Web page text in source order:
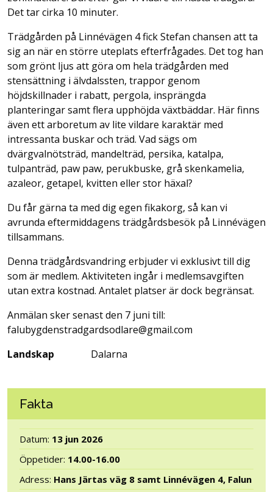
Det tar cirka 10 minuter.
Trädgården på Linnévägen 4 fick Stefan chansen att ta
sig an när en större uteplats efterfrågades. Det tog han
som grönt ljus att göra om hela trädgården med
stensättning i älvdalssten, trappor genom
höjdskillnader i rabatt, pergola, insprängda
planteringar samt flera upphöjda växtbäddar. Här finns
även ett arboretum av lite vildare karaktär med
intressanta buskar och träd. Vad sägs om
dvärgvalnötsträd, mandelträd, persika, katalpa,
tulpanträd, paw paw, perukbuske, grå skenkamelia,
azaleor, getapel, kvitten eller stor häxal?
Du får gärna ta med dig egen fikakorg, så kan vi
avrunda eftermiddagens trädgårdsbesök på Linnévägen
tillsammans.
Denna trädgårdsvandring erbjuder vi exklusivt till dig
som är medlem. Aktiviteten ingår i medlemsavgiften
utan extra kostnad. Antalet platser är dock begränsat.
Anmälan sker senast den 7 juni till:
falubygdenstradgardsodlare@gmail.com
Landskap
Dalarna
Fakta
Datum: 13 jun 2026
Öppetider: 14.00-16.00
Adress: Hans Järtas väg 8 samt Linnévägen 4, Falun